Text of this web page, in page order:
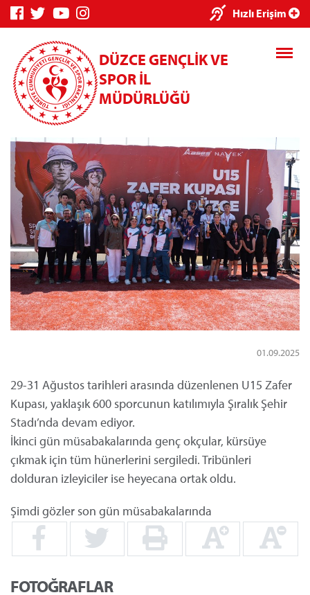
Hızlı Erişim
DÜZCE GENÇLİK VE
SPOR İL
MÜDÜRLÜĞÜ
01.09.2025
29-31 Ağustos tarihleri arasında düzenlenen U15 Zafer
Kupası, yaklaşık 600 sporcunun katılımıyla Şıralık Şehir
Stadı’nda devam ediyor.
İkinci gün müsabakalarında genç okçular, kürsüye
çıkmak için tüm hünerlerini sergiledi. Tribünleri
dolduran izleyiciler ise heyecana ortak oldu.
Şimdi gözler son gün müsabakalarında
FOTOĞRAFLAR
×
Genç Bilgi
Sistemi
Spor Bilgi
Sistemi
Kredi/Yurt
İşlemleri
Kredi/Yurt E-
Ödeme